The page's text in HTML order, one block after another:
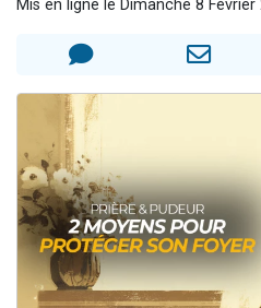
30 personnes
12 nouvelles
Mis en ligne le Dimanche 8 Février